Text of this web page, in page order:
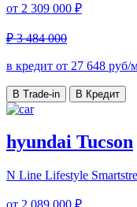
от 2 309 000 ₽
₽ 3 484 000
в кредит от 27 648 руб/
В Trade-in В Кредит
hyundai Tucson
N Line Lifestyle